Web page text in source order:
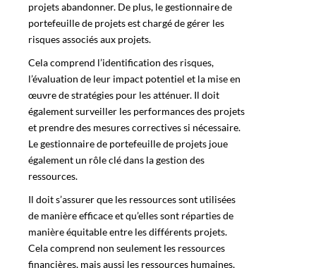
projets abandonner. De plus, le gestionnaire de
portefeuille de projets est chargé de gérer les
risques associés aux projets.
Cela comprend l’identification des risques,
l’évaluation de leur impact potentiel et la mise en
œuvre de stratégies pour les atténuer. Il doit
également surveiller les performances des projets
et prendre des mesures correctives si nécessaire.
Le gestionnaire de portefeuille de projets joue
également un rôle clé dans la gestion des
ressources.
Il doit s’assurer que les ressources sont utilisées
de manière efficace et qu’elles sont réparties de
manière équitable entre les différents projets.
Cela comprend non seulement les ressources
financières, mais aussi les ressources humaines,